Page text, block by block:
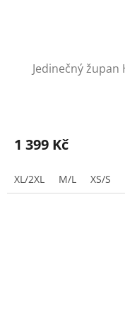
Jedinečný župan
1 399 Kč
XL/2XL M/L XS/S